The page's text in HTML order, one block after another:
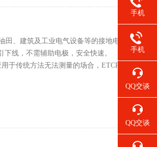
田、建筑及工业电气设备等的接地电
线，不需辅助电极，安全快速。
于传统方法无法测量的场合，ETCR
应用于易燃易爆气
手机
手机
QQ交谈
QQ交谈